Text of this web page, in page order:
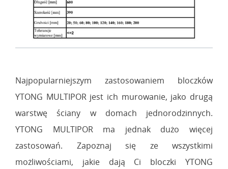
Najpopularniejszym zastosowaniem bloczków
YTONG MULTIPOR jest ich murowanie, jako drugą
warstwę ściany w domach jednorodzinnych.
YTONG MULTIPOR ma jednak dużo więcej
zastosowań. Zapoznaj się ze wszystkimi
możliwościami, jakie dają Ci bloczki YTONG